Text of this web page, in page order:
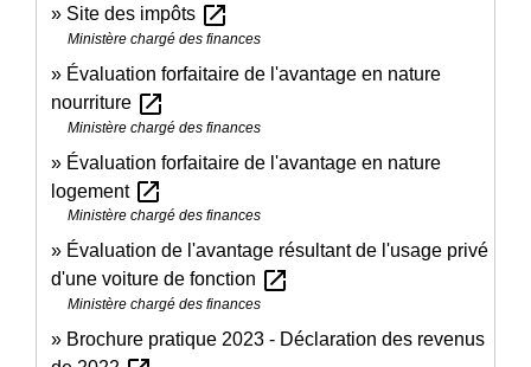
Site des impôts open_in_new
Ministère chargé des finances
Évaluation forfaitaire de l'avantage en nature
nourriture open_in_new
Ministère chargé des finances
Évaluation forfaitaire de l'avantage en nature
logement open_in_new
Ministère chargé des finances
Évaluation de l'avantage résultant de l'usage privé
d'une voiture de fonction open_in_new
Ministère chargé des finances
Brochure pratique 2023 - Déclaration des revenus